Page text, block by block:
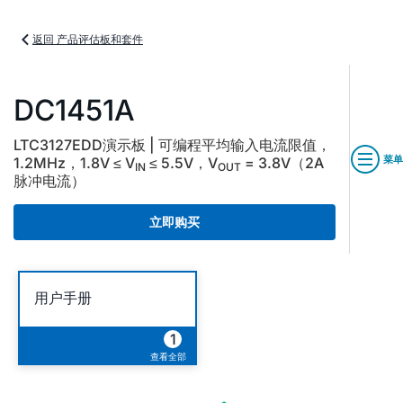
返回 产品评估板和套件
DC1451A
LTC3127EDD演示板 | 可编程平均输入电流限值，
1.2MHz，1.8V ≤ VIN ≤ 5.5V，VOUT = 3.8V（2A
脉冲电流）
立即购买
菜单
用户手册
1
查看全部